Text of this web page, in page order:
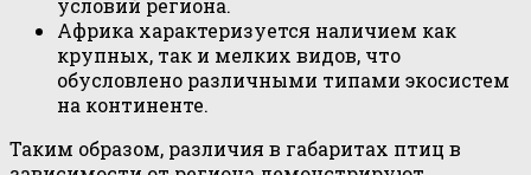
условий региона.
Африка характеризуется наличием как
крупных, так и мелких видов, что
обусловлено различными типами экосистем
на континенте.
Таким образом, различия в габаритах птиц в